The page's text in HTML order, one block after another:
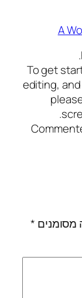
A
To get
editing,
*